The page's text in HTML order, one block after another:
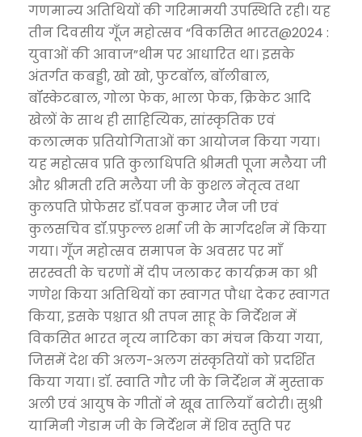
गणमान्य अतिथियों की गरिमामयी उपस्थिति रही। यह
तीन दिवसीय गूँज महोत्सव “विकसित भारत@2024 :
युवाओं की आवाज”थीम पर आधारित था। इसके
अंतर्गत कबड्डी, खो खो, फुटबॉल, बॉलीबाल,
बॉस्केटबाल, गोला फेक, भाला फेक, क्रिकेट आदि
खेलों के साथ ही साहित्यिक, सांस्कृतिक एवं
कलात्मक प्रतियोगिताओं का आयोजन किया गया।
यह महोत्सव प्रति कुलाधिपति श्रीमती पूजा मलैया जी
और श्रीमती रति मलैया जी के कुशल नेतृत्व तथा
कुलपति प्रोफेसर डॉ.पवन कुमार जैन जी एवं
कुलसचिव डॉ.प्रफुल्ल शर्मा जी के मार्गदर्शन में किया
गया। गूँज महोत्सव समापन के अवसर पर माँ
सरस्वती के चरणों में दीप जलाकर कार्यक्रम का श्री
गणेश किया अतिथियों का स्वागत पौधा देकर स्वागत
किया, इसके पश्चात श्री तपन साहू के निर्देशन में
विकसित भारत नृत्य नाटिका का मंचन किया गया,
जिसमें देश की अलग-अलग संस्कृतियों को प्रदर्शित
किया गया। डॉ. स्वाति गौर जी के निर्देशन में मुस्ताक
अली एवं आयुष के गीतों ने खूब तालियाँ बटोरी। सुश्री
यामिनी गेडाम जी के निर्देशन में शिव स्तुति पर